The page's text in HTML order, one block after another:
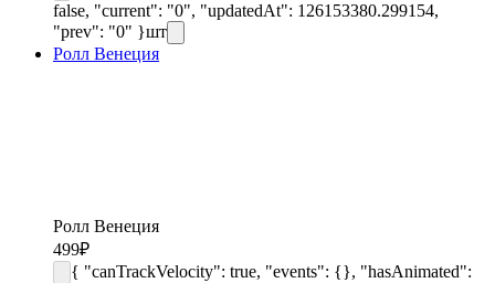
false, "current": "0", "updatedAt": 126153380.299154,
"prev": "0" }шт
Ролл Венеция
Ролл Венеция
499₽
{ "canTrackVelocity": true, "events": {}, "hasAnimated":